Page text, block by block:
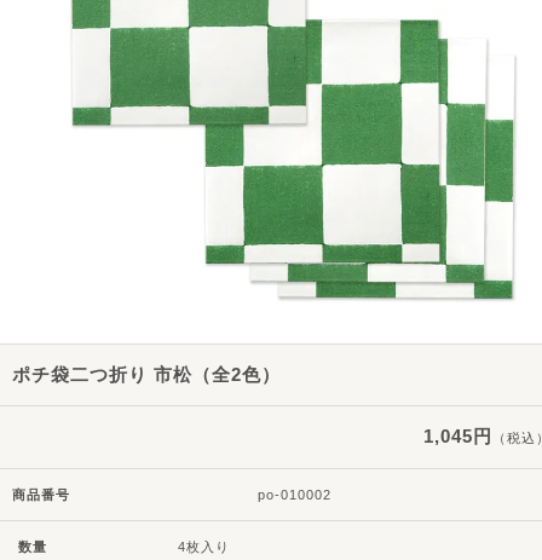
数量 4枚入り
ポチ袋二つ折り 市松（全2色）
1,045円 （税込
商品番号 po-010002